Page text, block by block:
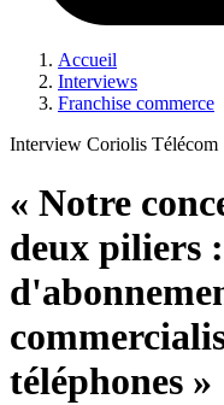
Accueil
Interviews
Franchise commerce
Interview Coriolis Télécom
« Notre
deux piliers
téléphones »